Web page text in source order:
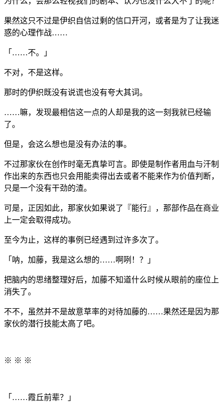
果然这只不过是伊织自信过剩的信口开河，或者是为了让我迷
惑的心理作战……
「……不。」
不对，不是这样。
那时的伊织既没有说谎也没有夸大其词。
……嘛，发现最相信这一点的人却是我的这一刻我就已经输
了。
但是，会这么想也是没有办法的事。
不过那家伙在创作时毫无真挚可言。即使是制作者用血与汗制
作出来的东西也只会用能卖得出去或者不能来作为价值判断，
只是一个没有干劲的渣。
可是，正因如此，那家伙如果说了『能行』，那部作品在商业
上一定会取得成功。
至今为止，这样的事例已经遇到过许多次了。
「呐，加藤，我是这么想的……啊咧！？」
把脑内的思绪整理好后，加藤不知道什么时候从眼前的座位上
消失了。
不不，虽然并不是故意草率的对待加藤的……果然还是因为那
家伙的潜行技能太高了吧。
※ ※ ※
「……霞丘前辈？」